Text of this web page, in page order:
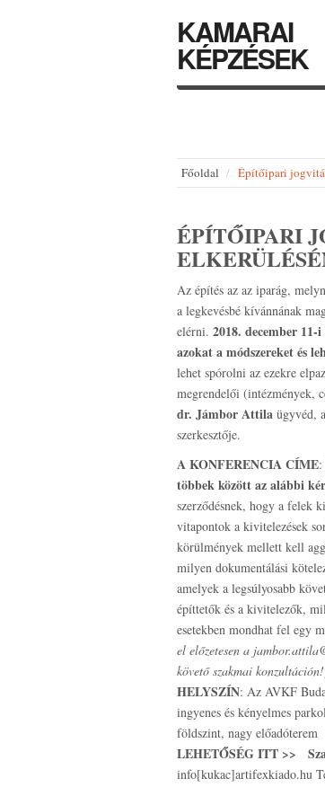
KAMARAI
KÉPZÉSEK
Főoldal Építőipari
ÉPÍTŐIPARI
Az építés az az iparág,
a legkevésbé kívánnának
elérni. 2018. december
azokat a módszereket és
lehet spórolni az ezekre
megrendelői (intézmények,
dr. Jámbor Attila ügyvéd,
szerkesztője.
A KONFERENCIA CÍME
többek között az alábbi
szerződésnek, hogy a felek
vitapontok a kivitelezések
körülmények mellett kell
milyen dokumentálási
amelyek a legsúlyosabb
építtetők és a kivitelezők,
esetekben mondhat fel egy
el előzetesen a
követő szakmai
HELYSZÍN: Az AVKF
ingyenes és kényelmes
földszint, nagy előadóterem
LEHETŐSÉG ITT >>
info[kukac]artifexkiado.hu